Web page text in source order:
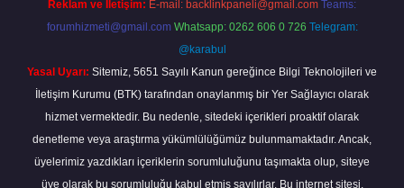
Reklam ve İletişim: E-mail: backlinkpaneli@gmail.com Teams:
forumhizmeti@gmail.com Whatsapp: 0262 606 0 726 Telegram:
@karabul
Yasal Uyarı: Sitemiz, 5651 Sayılı Kanun gereğince Bilgi Teknolojileri ve
İletişim Kurumu (BTK) tarafından onaylanmış bir Yer Sağlayıcı olarak
hizmet vermektedir. Bu nedenle, sitedeki içerikleri proaktif olarak
denetleme veya araştırma yükümlülüğümüz bulunmamaktadır. Ancak,
üyelerimiz yazdıkları içeriklerin sorumluluğunu taşımakta olup, siteye
üye olarak bu sorumluluğu kabul etmiş sayılırlar. Bu internet sitesi,